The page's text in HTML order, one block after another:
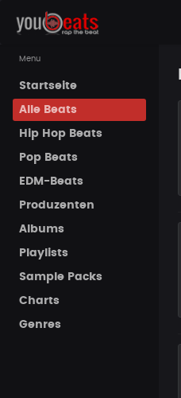
Menu
Startseite
Alle Beats
Hip Hop Beats
Pop Beats
EDM-Beats
Produzenten
Albums
Playlists
Sample Packs
Charts
Genres